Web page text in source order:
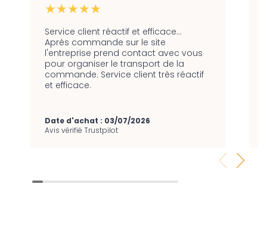
★★★★★
Service client réactif et efficace…
Après commande sur le site
l'entreprise prend contact avec vous
pour organiser le transport de la
commande. Service client très réactif
et efficace.
Date d'achat : 03/07/2026
Avis vérifié Trustpilot